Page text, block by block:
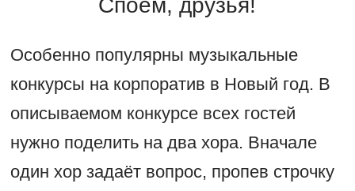
Споём, друзья!
Особенно популярны музыкальные
конкурсы на корпоратив в Новый год. В
описываемом конкурсе всех гостей
нужно поделить на два хора. Вначале
один хор задаёт вопрос, пропев строчку